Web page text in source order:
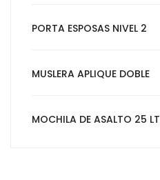
PORTA ESPOSAS NIVEL 2
MUSLERA APLIQUE DOBLE
MOCHILA DE ASALTO 25